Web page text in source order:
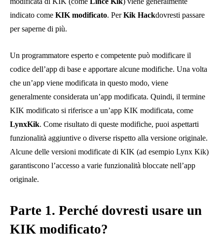
indicato come KIK modificato. PerKik Hackdovresti passare
per saperne di più.
Un programmatore esperto e competente può modificare il
codice dell’app di base e apportare alcune modifiche. Una volta
che un’app viene modificata in questo modo, viene
generalmente considerata un’app modificata. Quindi, il termine
KIK modificato si riferisce a un’app KIK modificata, come
LynxKik. Come risultato di queste modifiche, puoi aspettarti
funzionalità aggiuntive o diverse rispetto alla versione originale.
Alcune delle versioni modificate di KIK (ad esempio Lynx Kik)
garantiscono l’accesso a varie funzionalità bloccate nell’app
originale.
Parte 1. Perché dovresti usare un
KIK modificato?